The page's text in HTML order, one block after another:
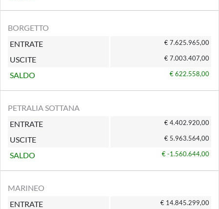
BORGETTO
ENTRATE
€ 7.625.965,00
USCITE € 7.003.407,00
SALDO € 622.558,00
PETRALIA SOTTANA
ENTRATE
€ 4.402.920,00
USCITE € 5.963.564,00
SALDO € -1.560.644,00
MARINEO
ENTRATE
€ 14.845.299,00